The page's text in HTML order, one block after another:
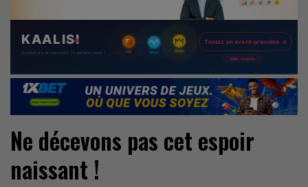
Ne décevons pas cet espoir
naissant !